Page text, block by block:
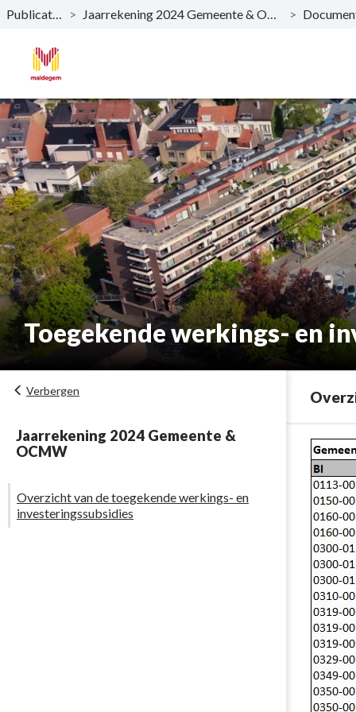
Naar hoofdinhoud
Publicaties > Jaarrekening 2024 Gemeente & OCMW >
Toegekende werkings- en
Verbergen
Jaarrekening 2024 Gemeente &
OCMW
Overzicht van de toegekende werkings- en
investeringssubsidies
Terug
navigatie
Toegekende
werkings-
Overzicht
toegekende
werkings-